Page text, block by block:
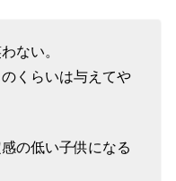
ない。
くらいは与えてや
の低い子供になる